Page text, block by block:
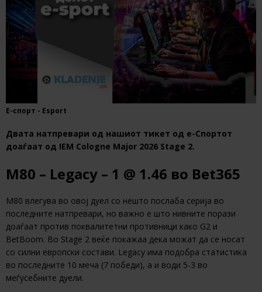
Е-спорт - Esport
Двата натпревари од нашиот тикет од е-Спортот
доаѓаат од IEM Cologne Major 2026 Stage 2.
M80 – Legacy – 1 @ 1.46 во Bet365
M80 влегува во овој дуел со нешто послаба серија во
последните натпревари, но важно е што нивните порази
доаѓаат против поквалитетни противници како G2 и
BetBoom. Во Stage 2 веќе покажаа дека можат да се носат
со силни европски состави. Legacy има подобра статистика
во последните 10 меча (7 победи), а и води 5-3 во
меѓусебните дуели.